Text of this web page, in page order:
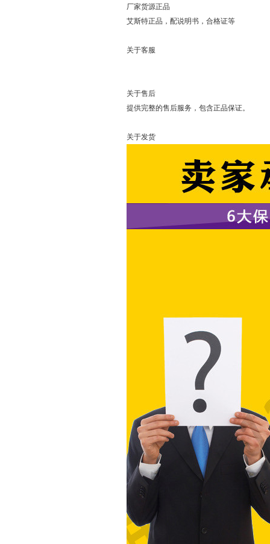
厂家货源正品
艾斯特正品，配说明书，合格证等
关于客服
关于售后
提供完整的售后服务，包含正品保证。
关于发货